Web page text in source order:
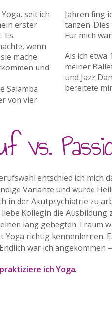
seit ich
erster
Es
wenn
mache
und
Salamba
von vier
am Theater Ulm zu
tanzen.
Für mich
Als ich etwa
meiner
und Jazz
bereitete
vs.
entschied ich mich
Variante und wurde
in der Akutpsychiatrie zu
Kollegin die
lang gehegten Traum
Yoga richtig kennenlernen.
war ich angekommen
ich Yoga.